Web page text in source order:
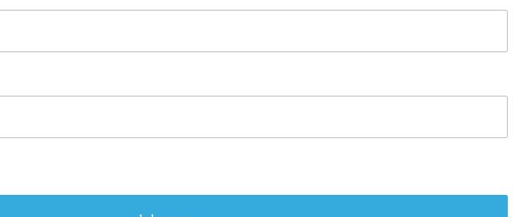
DOSSIER
NHG
PRAKTIJKZAKEN